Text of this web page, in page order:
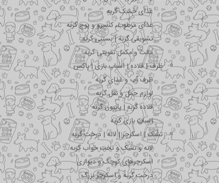
غذای خشک گربه
غذای مرطوب، کنسرو و پوچ گربه
تشویقی گربه | بستنی گربه
مالت و مکمل تقویتی گربه
ظرف | قلاده | اسباب بازی | باکس
ظرف آب و غذای گربه
لوازم حمل و نقل گربه
قلاده گربه | پاپیون گربه
اسباب بازی گربه
تشک | اسکرچر | لانه | درخت گربه
لانه و تشک و تخت خواب گربه
اسکرچرهای کوچک و دیواری
درخت گربه و اسکرچر بزرگ